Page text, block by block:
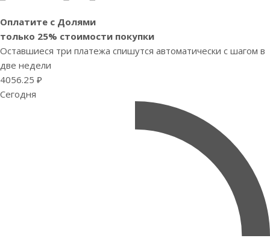
Оплатите с Долями
только 25% стоимости покупки
Оставшиеся три платежа спишутся автоматически с шагом в
две недели
4056.25 ₽
Сегодня